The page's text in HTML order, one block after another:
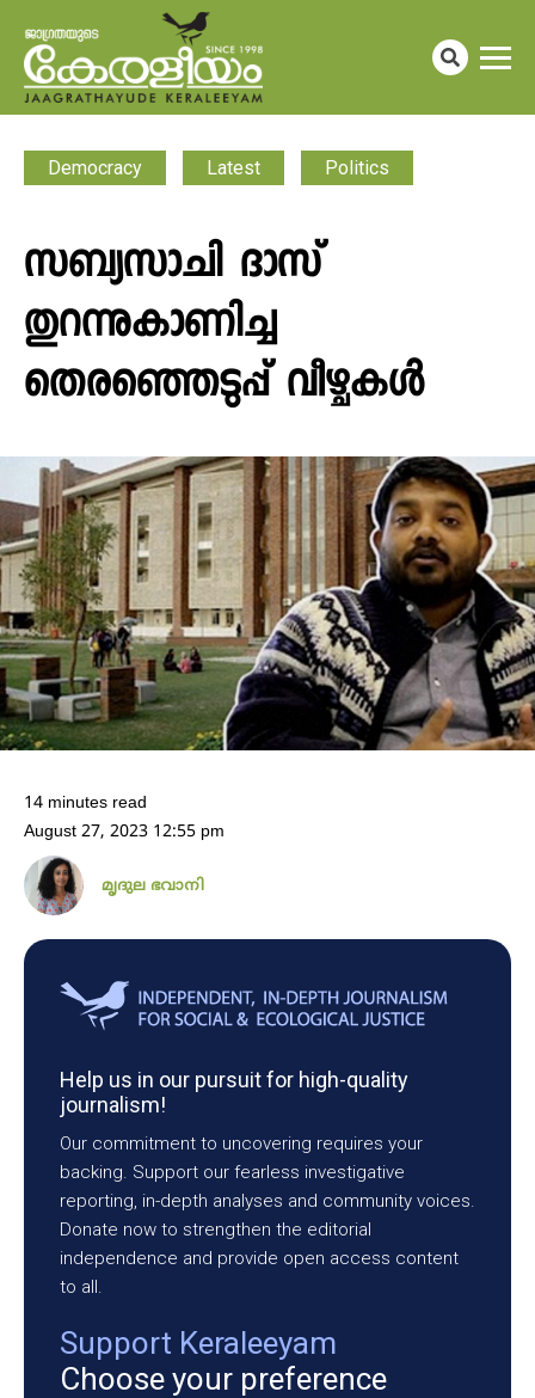
Democracy Latest Politics
സബ്യസാചി ദാസ്
തുറന്നുകാണിച്ച
തെരഞ്ഞെടുപ്പ് വീഴ്ചകൾ
14 minutes read
August 27, 2023 12:55 pm
മൃദുല ഭവാനി
Help us in our pursuit for high-quality
journalism!
Our commitment to uncovering requires your
backing. Support our fearless investigative
reporting, in-depth analyses and community voices.
Donate now to strengthen the editorial
independence and provide open access content
to all.
Support Keraleeyam
Choose your preference